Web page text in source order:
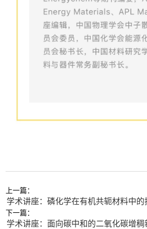
上一篇：
学术讲座：磷化学在有机共轭材料中的
下一篇：
学术讲座：面向碳中和的二氧化碳增稠